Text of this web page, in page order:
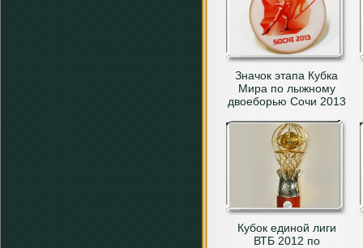
Значок этапа Кубка
Мира по лыжному
двоеборью Сочи 2013
Кубок единой лиги
ВТБ 2012 по